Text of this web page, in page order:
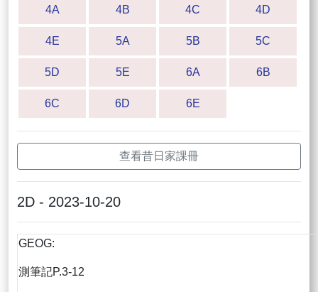
4A 4B 4C 4D
4E 5A 5B 5C
5D 5E 6A 6B
6C 6D 6E
查看昔日家課冊
2D - 2023-10-20
GEOG:
測筆記P.3-12